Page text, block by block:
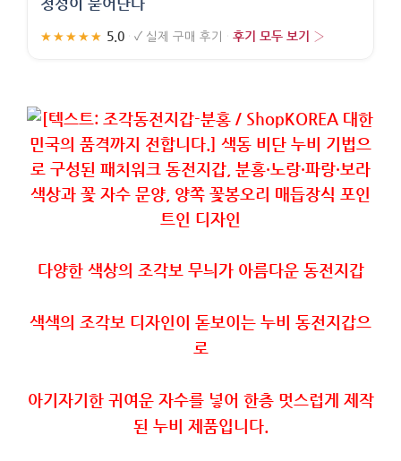
정성이 묻어난다
★★★★★ 5.0 · ✓ 실제 구매 후기 · 후기 모두 보기 ›
다양한 색상의 조각보 무늬가 아름다운 동전지갑
색색의 조각보 디자인이 돋보이는 누비 동전지갑으
로
아기자기한 귀여운 자수를 넣어 한층 멋스럽게 제작
된 누비 제품입니다.